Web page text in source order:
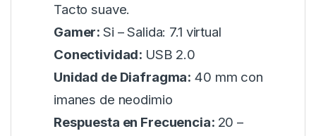
Tacto suave.
Gamer:Si – Salida: 7.1 virtual
Conectividad: USB 2.0
Unidad de Diafragma: 40 mm con
imanes de neodimio
Respuesta en Frecuencia: 20 –